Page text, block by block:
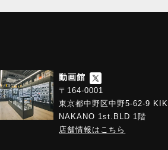
動画館
〒164-0001
東京都中野区中野5-62-9 KIK
NAKANO 1st.BLD 1階
店舗情報はこちら